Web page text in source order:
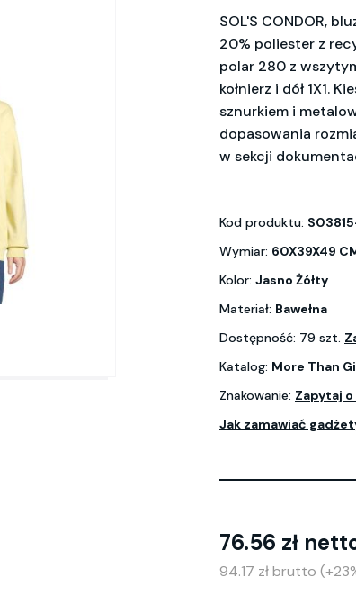
SOL'S CONDOR,
20% poliester z
polar 280 z
kołnierz i dół 1X1.
sznurkiem i
dopasowania
w sekcji
Kod produktu:
Wymiar: 60X39X49
Kolor: Jasno Żółty
Materiał: Bawełna
Dostępność: 79 szt.
Katalog: More Than
Znakowanie: Zapytaj
Jak zamawiać
76.56 zł
94.17 zł brutto